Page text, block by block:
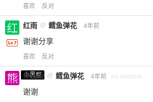
喜欢 反对
红雨 @ 鳕鱼弹花 4年前
谢谢分享
喜欢 反对
小黑屋
熊出没 @ 鳕鱼弹花 4年前 via Android
谢谢